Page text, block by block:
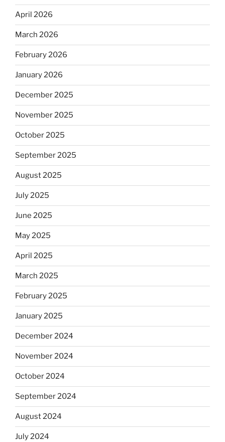
April 2026
March 2026
February 2026
January 2026
December 2025
November 2025
October 2025
September 2025
August 2025
July 2025
June 2025
May 2025
April 2025
March 2025
February 2025
January 2025
December 2024
November 2024
October 2024
September 2024
August 2024
July 2024